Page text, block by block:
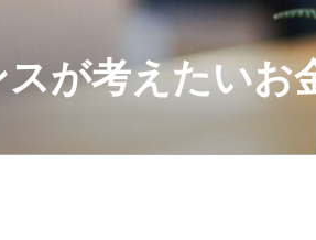
が考えたいお